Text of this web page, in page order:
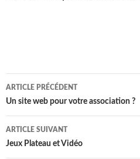
Navigation
des
articles
ARTICLE PRÉCÉDENT
Un site web pour votre association ?
ARTICLE SUIVANT
Jeux Plateau et Vidéo